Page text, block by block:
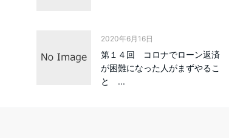
2020年6月16日
第１４回 コロナでローン返済
が困難になった人がまずやるこ
と ...